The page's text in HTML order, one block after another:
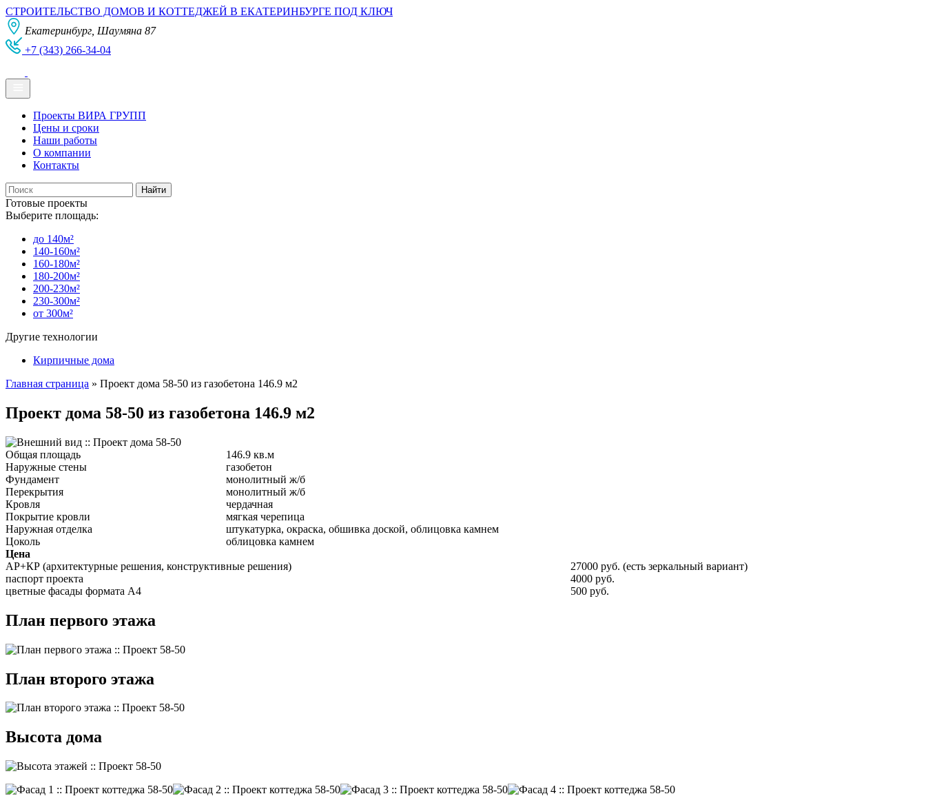
СТРОИТЕЛЬСТВО ДОМОВ И КОТТЕДЖЕЙ В ЕКАТЕРИНБУРГЕ ПОД КЛЮЧ
Екатеринбург, Шаумяна 87
+7 (343) 266-34-04
Проекты ВИРА ГРУПП
Цены и сроки
Наши работы
О компании
Контакты
Готовые проекты
Выберите площадь:
до 140м²
140-160м²
160-180м²
180-200м²
200-230м²
230-300м²
от 300м²
Другие технологии
Кирпичные дома
Главная страница » Проект дома 58-50 из газобетона 146.9 м2
Проект дома 58-50 из газобетона 146.9 м2
Общая площадь
146.9 кв.м
Наружные стены
газобетон
Фундамент
монолитный ж/б
Перекрытия
монолитный ж/б
Кровля
чердачная
Покрытие кровли
мягкая черепица
Наружная отделка
штукатурка, окраска, обшивка доской, облицовка камнем
Цоколь
облицовка камнем
Цена
АР+КР (архитектурные решения, конструктивные решения)
27000 руб. (есть зеркальный вариант)
паспорт проекта
4000 руб.
цветные фасады формата А4
500 руб.
План первого этажа
План второго этажа
Высота дома